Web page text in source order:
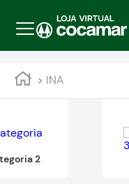
INA
2